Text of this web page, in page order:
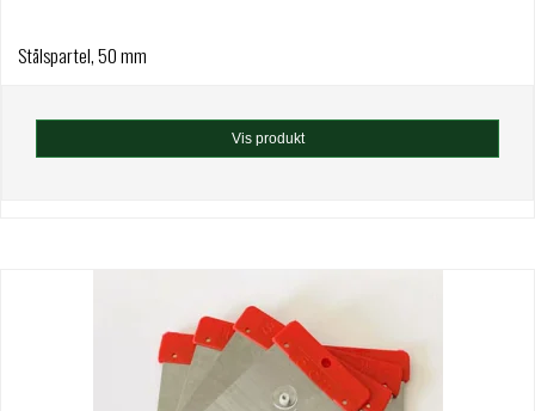
Stålspartel, 50 mm
Vis produkt